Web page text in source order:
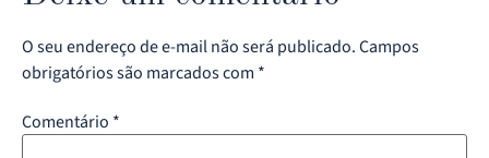
O seu endereço de e-mail não será publicado.Campos
obrigatórios são marcados com *
Comentário *